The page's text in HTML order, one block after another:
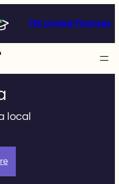
Mis propias Finanzas
local